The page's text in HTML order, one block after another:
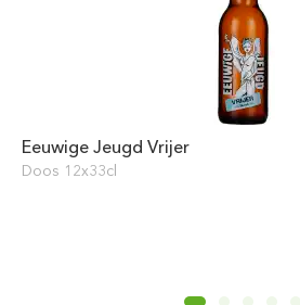
Eeuwige Jeugd Vrijer
Doos 12x33cl